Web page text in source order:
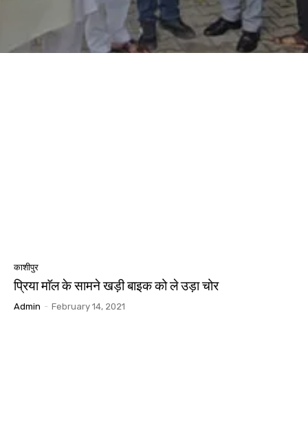
काशीपुर
प्रिया माॅल के सामने खड़ी बाइक को ले उड़ा चोर
Admin - February 14, 2021